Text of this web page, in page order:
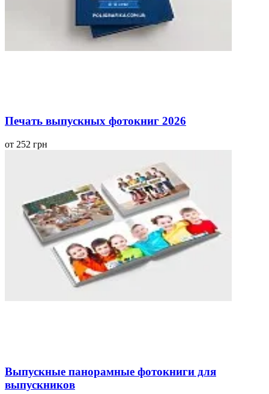
Печать выпускных фотокниг 2026
от 252 грн
Выпускные панорамные фотокниги для
выпускников